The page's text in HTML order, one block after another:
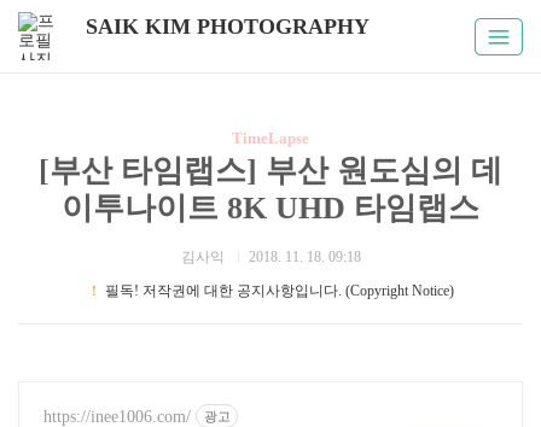
SAIK KIM PHOTOGRAPHY
TimeLapse
[부산 타임랩스] 부산 원도심의 데
이투나이트 8K UHD 타임랩스
김사익
2018. 11. 18. 09:18
！
필독! 저작권에 대한 공지사항입니다. (Copyright Notice)
https://inee1006.com/ 광고